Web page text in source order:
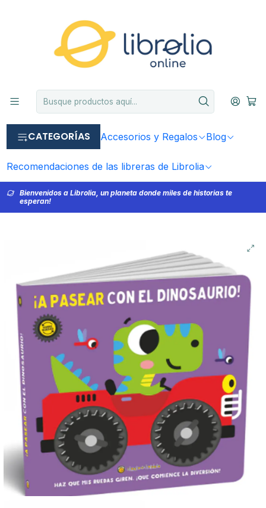
CATEGORÍAS Accesorios y Regalos Blog
Recomendaciones de las libreras de Librolia
Bienvenidos a Librolia, un planeta donde miles de historias te
esperan!